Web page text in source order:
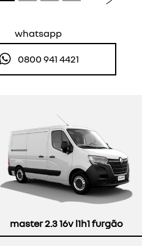
Próximo
whatsapp
0800 941 4421
master 2.3 16v l1h1 furgão